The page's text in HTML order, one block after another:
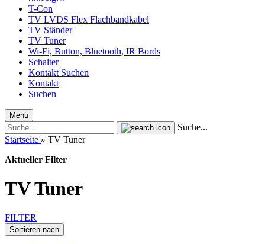
T-Con
TV LVDS Flex Flachbandkabel
TV Ständer
TV Tuner
Wi-Fi, Button, Bluetooth, IR Bords
Schalter
Kontakt Suchen
Kontakt
Suchen
Menü
Suche...
Startseite » TV Tuner
Aktueller Filter
TV Tuner
FILTER
Sortieren nach